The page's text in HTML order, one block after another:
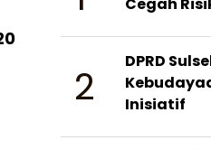
2
DPRD
Inisiatif